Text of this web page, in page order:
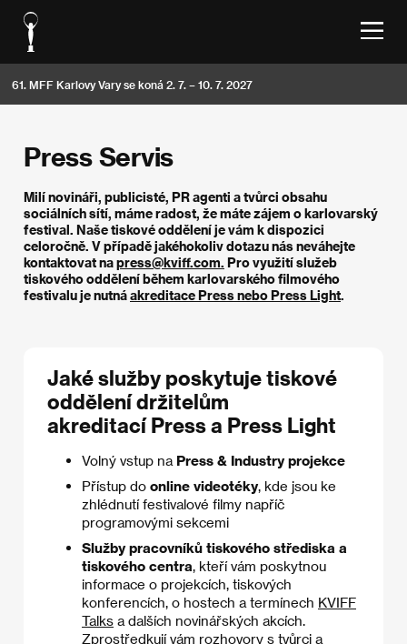
61. MFF Karlovy Vary se koná 2. 7. – 10. 7. 2027
Press Servis
Milí novináři, publicisté, PR agenti a tvůrci obsahu
sociálních sítí, máme radost, že máte zájem o karlovarský
festival. Naše tiskové oddělení je vám k dispozici
celoročně. V případě jakéhokoliv dotazu nás neváhejte
kontaktovat napress@kviff.com. Pro využití služeb
tiskového oddělení během karlovarského filmového
festivalu je nutnáakreditace Press nebo Press Light.
Jaké služby poskytuje tiskové
oddělení držitelům
akreditací Press a Press Light
Volný vstup na Press & Industry projekce
Přístup do online videotéky, kde jsou ke
zhlédnutí festivalové filmy napříč
programovými sekcemi
Služby pracovníků tiskového střediska a
tiskového centra, kteří vám poskytnou
informace o projekcích, tiskových
konferencích, o hostech a termínech KVIFF
Talks a dalších novinářských akcích.
Zprostředkují vám rozhovory s tvůrci a